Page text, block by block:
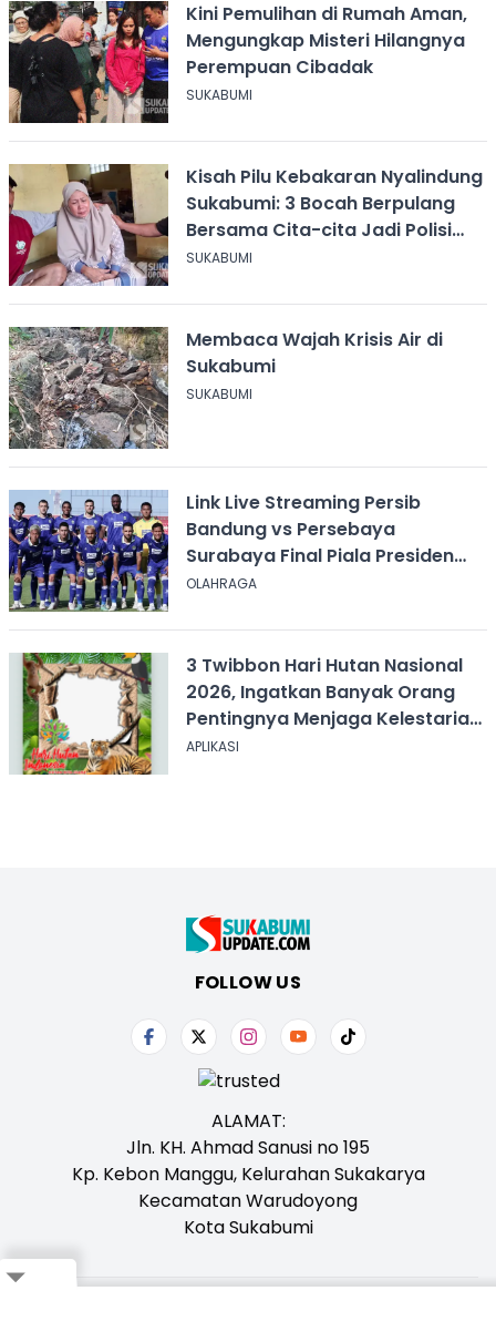
Kini Pemulihan di Rumah Aman,
Mengungkap Misteri Hilangnya
Perempuan Cibadak
SUKABUMI
Kisah Pilu Kebakaran Nyalindung
Sukabumi: 3 Bocah Berpulang
Bersama Cita-cita Jadi Polisi
dan Guru
SUKABUMI
Membaca Wajah Krisis Air di
Sukabumi
SUKABUMI
Link Live Streaming Persib
Bandung vs Persebaya
Surabaya Final Piala Presiden
2026, Kick-off Pukul 20.00 WIB
OLAHRAGA
3 Twibbon Hari Hutan Nasional
2026, Ingatkan Banyak Orang
Pentingnya Menjaga Kelestarian
Hutan
APLIKASI
FOLLOW US
ALAMAT:
Jln. KH. Ahmad Sanusi no 195
Kp. Kebon Manggu, Kelurahan Sukakarya
Kecamatan Warudoyong
Kota Sukabumi